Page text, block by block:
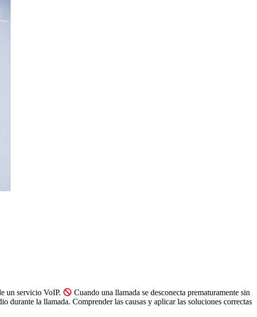
un servicio VoIP.
Cuando una llamada se desconecta prematuramente sin
durante la llamada. Comprender las causas y aplicar las soluciones correctas